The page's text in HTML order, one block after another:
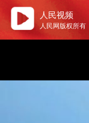
人民视频
人民网版权所有